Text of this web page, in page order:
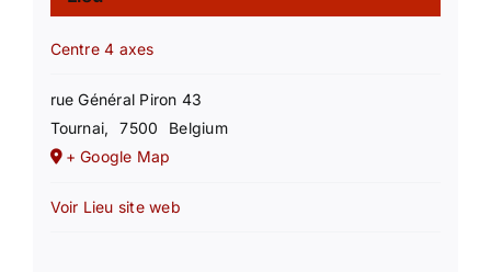
Centre 4 axes
rue Général Piron 43
Tournai, 7500
Belgium
+ Google Map
Voir Lieu site web